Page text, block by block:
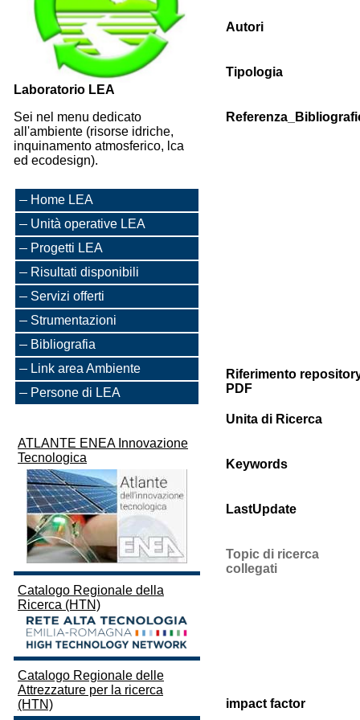
Laboratorio LEA
Sei nel menu dedicato
all'ambiente (risorse idriche,
inquinamento atmosferico, lca
ed ecodesign).
Home LEA
Unità operative LEA
Progetti LEA
Risultati disponibili
Servizi offerti
Strumentazioni
Bibliografia
Link area Ambiente
Persone di LEA
ATLANTE ENEA Innovazione
Tecnologica
Catalogo Regionale della
Ricerca (HTN)
Catalogo Regionale delle
Attrezzature per la ricerca
(HTN)
Autori
Tipologia
Riferimento
PDF
Unita di Ricerca
Keywords
LastUpdate
Topic di ricerca
collegati
impact factor